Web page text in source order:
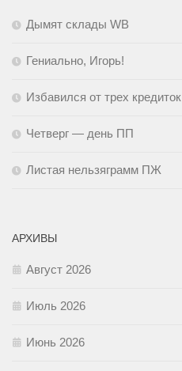
Дымят склады WB
Гениально, Игорь!
Избавился от трех кредиток
Четверг — день ПП
Листая нельзяграмм ПЖ
АРХИВЫ
Август 2026
Июль 2026
Июнь 2026